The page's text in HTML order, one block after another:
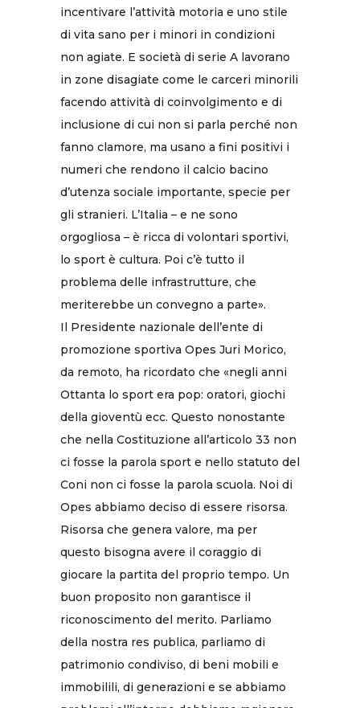
incentivare l’attività motoria e uno stile
di vita sano per i minori in condizioni
non agiate. E società di serie A lavorano
in zone disagiate come le carceri minorili
facendo attività di coinvolgimento e di
inclusione di cui non si parla perché non
fanno clamore, ma usano a fini positivi i
numeri che rendono il calcio bacino
d’utenza sociale importante, specie per
gli stranieri. L’Italia – e ne sono
orgogliosa – è ricca di volontari sportivi,
lo sport è cultura. Poi c’è tutto il
problema delle infrastrutture, che
meriterebbe un convegno a parte».
Il Presidente nazionale dell’ente di
promozione sportiva Opes Juri Morico,
da remoto, ha ricordato che «negli anni
Ottanta lo sport era pop: oratori, giochi
della gioventù ecc. Questo nonostante
che nella Costituzione all’articolo 33 non
ci fosse la parola sport e nello statuto del
Coni non ci fosse la parola scuola. Noi di
Opes abbiamo deciso di essere risorsa.
Risorsa che genera valore, ma per
questo bisogna avere il coraggio di
giocare la partita del proprio tempo. Un
buon proposito non garantisce il
riconoscimento del merito. Parliamo
della nostra res publica, parliamo di
patrimonio condiviso, di beni mobili e
immobilili, di generazioni e se abbiamo